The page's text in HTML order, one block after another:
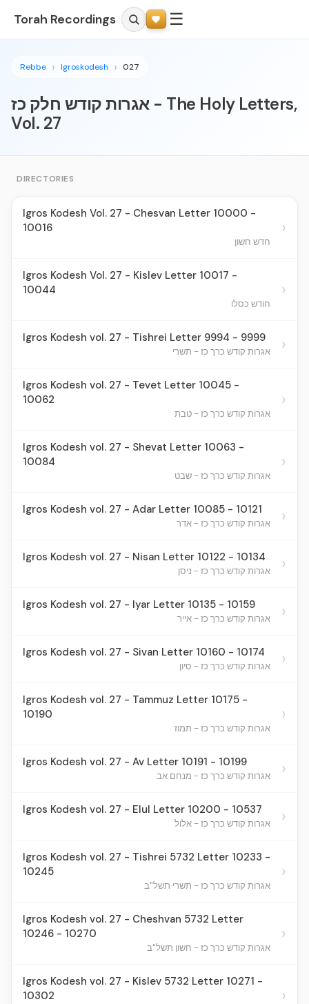
Torah Recordings ☰
Rebbe Igroskodesh 027
אגרות קודש חלק כז - The Holy Letters,
Vol. 27
DIRECTORIES
Igros Kodesh Vol. 27 - Chesvan Letter 10000 -
10016
חדש חשון
›
Igros Kodesh Vol. 27 - Kislev Letter 10017 -
10044
חודש כסלו
›
Igros Kodesh vol. 27 - Tishrei Letter 9994 - 9999
אגרות קודש כרך כז - תשרי ›
Igros Kodesh vol. 27 - Tevet Letter 10045 -
10062
אגרות קודש כרך כז - טבת
›
Igros Kodesh vol. 27 - Shevat Letter 10063 -
10084
אגרות קודש כרך כז - שבט
›
Igros Kodesh vol. 27 - Adar Letter 10085 - 10121
אגרות קודש כרך כז - אדר ›
Igros Kodesh vol. 27 - Nisan Letter 10122 - 10134
אגרות קודש כרך כז - ניסן ›
Igros Kodesh vol. 27 - Iyar Letter 10135 - 10159
אגרות קודש כרך כז - אייר ›
Igros Kodesh vol. 27 - Sivan Letter 10160 - 10174
אגרות קודש כרך כז - סיון ›
Igros Kodesh vol. 27 - Tammuz Letter 10175 -
10190
אגרות קודש כרך כז - תמוז
›
Igros Kodesh vol. 27 - Av Letter 10191 - 10199
אגרות קודש כרך כז - מנחם אב ›
Igros Kodesh vol. 27 - Elul Letter 10200 - 10537
אגרות קודש כרך כז - אלול ›
Igros Kodesh vol. 27 - Tishrei 5732 Letter 10233 -
10245
אגרות קודש כרך כז - תשרי תשל"ב
›
Igros Kodesh vol. 27 - Cheshvan 5732 Letter
10246 - 10270
אגרות קודש כרך כז - חשון תשל"ב
›
Igros Kodesh vol. 27 - Kislev 5732 Letter 10271 -
10302
›